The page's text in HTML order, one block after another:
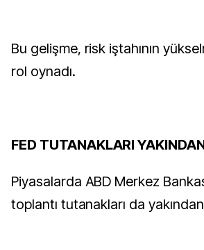
Bu gelişme, risk iştahının
rol oynadı.
FED TUTANAKLARI
Piyasalarda ABD Merkez
toplantı tutanakları da